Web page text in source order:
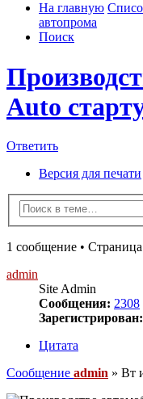
На главную
автопрома
Поиск
Auto
Ответить
Версия для печати
1 сообщение • Страница
admin
Site Admin
Сообщения: 2308
Зарегистрирован:
Цитата
Сообщение admin » Вт